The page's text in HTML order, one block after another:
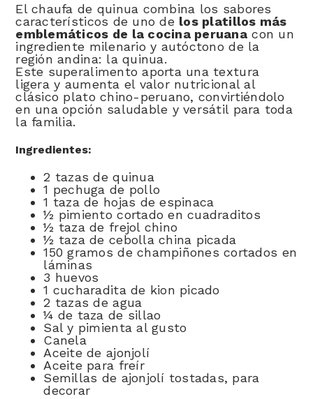
El chaufa de quinua combina los sabores
característicos de uno de los platillos más
emblemáticos de la cocina peruana con un
ingrediente milenario y autóctono de la
región andina: la quinua.
Este superalimento aporta una textura
ligera y aumenta el valor nutricional al
clásico plato chino-peruano, convirtiéndolo
en una opción saludable y versátil para toda
la familia.
Ingredientes:
2 tazas de quinua
1 pechuga de pollo
1 taza de hojas de espinaca
½ pimiento cortado en cuadraditos
½ taza de frejol chino
½ taza de cebolla china picada
150 gramos de champiñones cortados en
láminas
3 huevos
1 cucharadita de kion picado
2 tazas de agua
¼ de taza de sillao
Sal y pimienta al gusto
Canela
Aceite de ajonjolí
Aceite para freír
Semillas de ajonjolí tostadas, para
decorar